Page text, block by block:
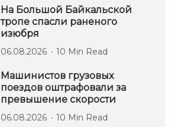
На Большой Байкальской
тропе спасли раненого
изюбря
06.08.2026 10 Min Read
Машинистов грузовых
поездов оштрафовали за
превышение скорости
06.08.2026 10 Min Read